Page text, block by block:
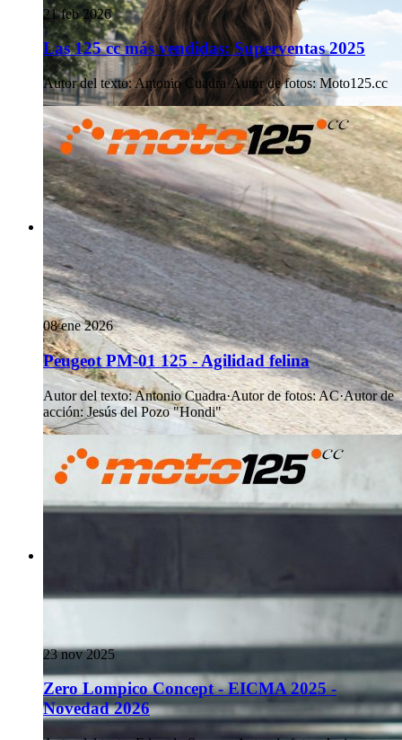
21 feb 2026
Las 125 cc más vendidas: Superventas 2025
Autor del texto:Antonio Cuadra·Autor de fotos: Moto125.cc
08 ene 2026
Peugeot PM-01 125 - Agilidad felina
Autor del texto:Antonio Cuadra·Autor de fotos:AC·Autor de
acción: Jesús del Pozo "Hondi"
23 nov 2025
Zero Lompico Concept - EICMA 2025 -
Novedad 2026